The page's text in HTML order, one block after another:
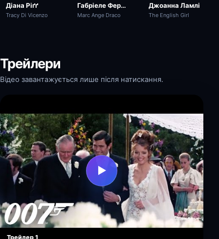
Діана Ріґґ
Tracy Di Vicenzo
Габріеле Ферцетті
Marc Ange Draco
Джоанна Ламлі
The English Girl
Трейлери
Відео завантажується лише після натискання.
▶
Трейлер 1